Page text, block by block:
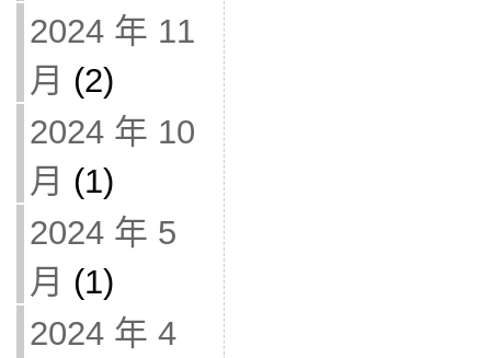
2024 年 11
月 (2)
2024 年 10
月 (1)
2024 年 5
月 (1)
2024 年 4